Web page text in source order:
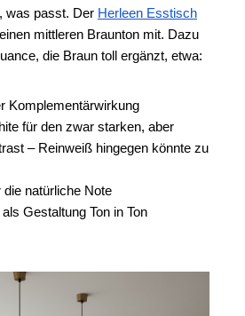
was passt. Der Herleen Esstisch
mittleren Braunton mit. Dazu
die Braun toll ergänzt, etwa:
Komplementärwirkung
für den zwar starken, aber
– Reinweiß hingegen könnte zu
natürliche Note
Gestaltung Ton in Ton